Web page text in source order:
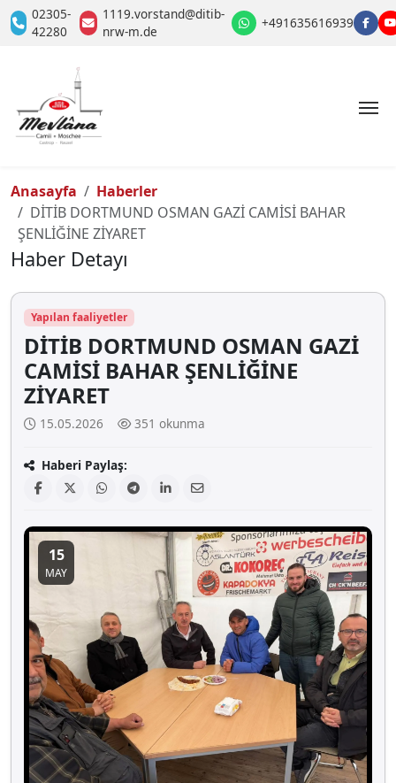
02305-
42280
1119.vorstand@ditib-
nrw-m.de
+491635616939
Anasayfa
Haberler
DİTİB DORTMUND OSMAN GAZİ CAMİSİ BAHAR
ŞENLİĞİNE ZİYARET
Haber Detayı
Yapılan faaliyetler
DİTİB DORTMUND OSMAN GAZİ
CAMİSİ BAHAR ŞENLİĞİNE
ZİYARET
15.05.2026 351 okunma
Haberi Paylaş:
15
MAY